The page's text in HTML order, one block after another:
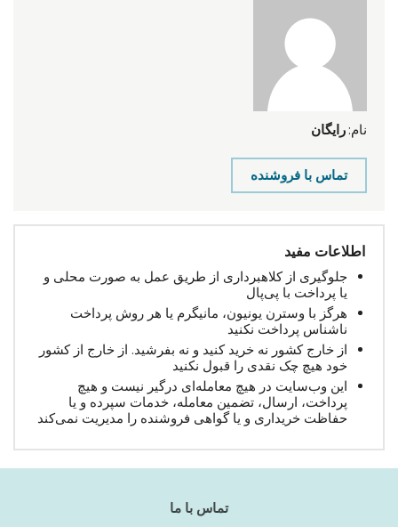
نام: رایگان
تماس با فروشنده
اطلاعات مفید
جلوگیری از کلاهبرداری از طریق عمل به صورت محلی و
یا پرداخت با پی‌پال
هرگز با وسترن یونیون، مانیگرم یا هر روش پرداخت
ناشناس پرداخت نکنید
از خارج کشور نه خرید کنید و نه بفرشید. از خارج از کشور
خود هیچ چک نقدی را قبول نکنید
این وب‌سایت در هیچ معامله‌ای درگیر نیست و هیچ
پرداخت، ارسال، تضمین معامله، خدمات سپرده و یا
حفاظت خریداری و یا گواهی فروشنده را مدیریت نمی‌کند
تماس با ما